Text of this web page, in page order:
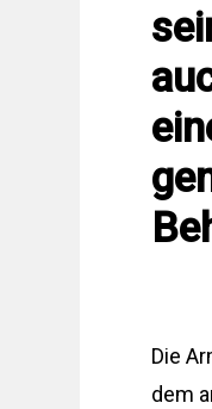
Die
dem